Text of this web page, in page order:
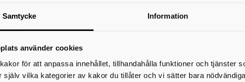
Samtycke Information
använder cookies
för att anpassa innehållet, tillhandahålla funktioner och tjänster
själv vilka kategorier av kakor du tillåter och vi sätter bara
Möte, Förbundsdirektionen
07 nov 2025 08:30 − 16:00
Skriv ut